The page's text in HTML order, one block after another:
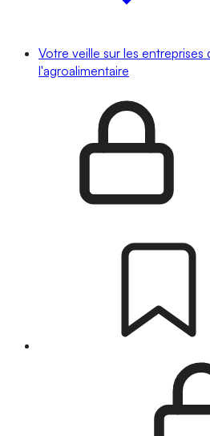
Votre veille sur les
l'agroalimentaire